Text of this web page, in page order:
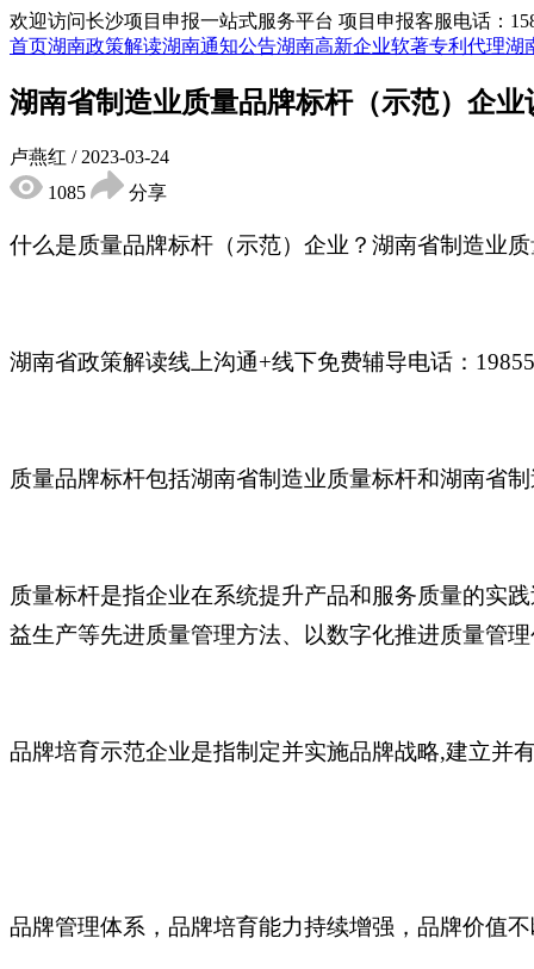
欢迎访问长沙项目申报一站式服务平台 项目申报客服电话：
首页湖南政策解读湖南通知公告湖南高新企业软著专利代理湖
湖南省制造业质量品牌标杆（示范）企业
卢燕红 / 2023-03-24
1085
分享
什么是质量品牌标杆（示范）企业？湖南省制造业
湖南省政策解读线上沟通+线下免费辅导电话：
质量品牌标杆包括湖南省制造业质量标杆和湖南省
质量标杆是指企业在系统提升产品和服务质量的实
益生产等先进质量管理方法、以数字化推进质量管
品牌培育示范企业是指制定并实施品牌战略,建立并
品牌管理体系，品牌培育能力持续增强，品牌价值